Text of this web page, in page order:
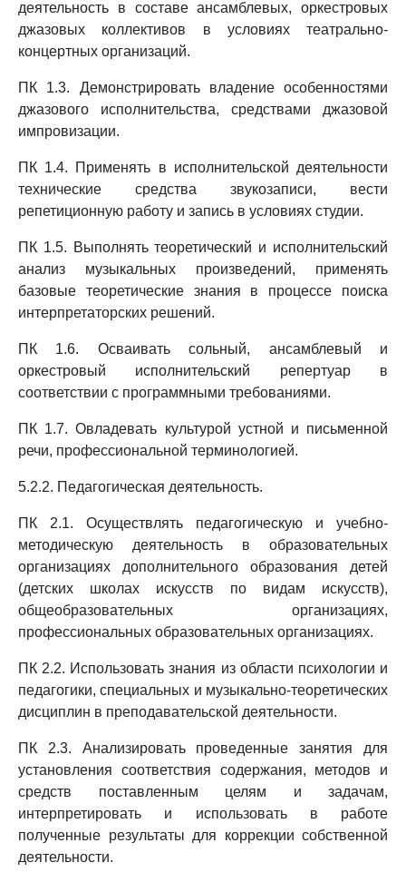
деятельность в составе ансамблевых, оркестровых
джазовых коллективов в условиях театрально-
концертных организаций.
ПК 1.3. Демонстрировать владение особенностями
джазового исполнительства, средствами джазовой
импровизации.
ПК 1.4. Применять в исполнительской деятельности
технические средства звукозаписи, вести
репетиционную работу и запись в условиях студии.
ПК 1.5. Выполнять теоретический и исполнительский
анализ музыкальных произведений, применять
базовые теоретические знания в процессе поиска
интерпретаторских решений.
ПК 1.6. Осваивать сольный, ансамблевый и
оркестровый исполнительский репертуар в
соответствии с программными требованиями.
ПК 1.7. Овладевать культурой устной и письменной
речи, профессиональной терминологией.
5.2.2. Педагогическая деятельность.
ПК 2.1. Осуществлять педагогическую и учебно-
методическую деятельность в образовательных
организациях дополнительного образования детей
(детских школах искусств по видам искусств),
общеобразовательных организациях,
профессиональных образовательных организациях.
ПК 2.2. Использовать знания из области психологии и
педагогики, специальных и музыкально-теоретических
дисциплин в преподавательской деятельности.
ПК 2.3. Анализировать проведенные занятия для
установления соответствия содержания, методов и
средств поставленным целям и задачам,
интерпретировать и использовать в работе
полученные результаты для коррекции собственной
деятельности.